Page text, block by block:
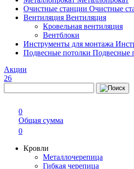
Очистные станции Очистные
Вентиляция Вентиляция
Кровельная вентиляция
Вентблоки
Инструменты для монтажа
Подвесные потолки Подвесные
Акции
26
0
Общая сумма
0
Кровли
Металлочерепица
Гибкая черепица